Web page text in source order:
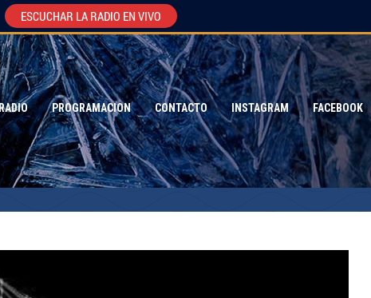
PROGRAMACION CONTACTO INSTAGRAM FACEBOOK
ESCUCHAR LA RADIO EN VIVO